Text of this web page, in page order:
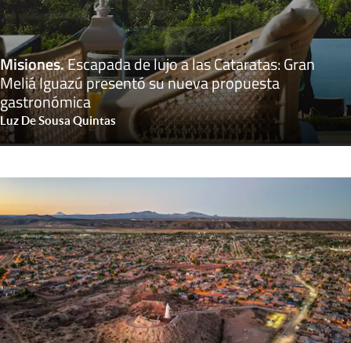
Misiones.Escapada de lujo a las Cataratas: Gran
Meliá Iguazú presentó su nueva propuesta
gastronómica
Luz De Sousa Quintas